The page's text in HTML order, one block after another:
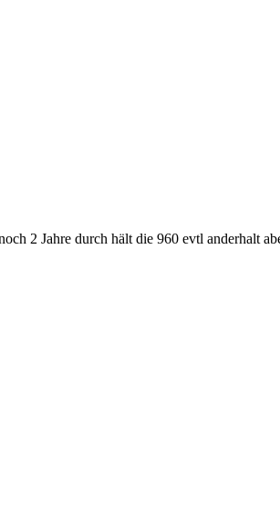
2 Jahre durch hält die 960 evtl anderhalt